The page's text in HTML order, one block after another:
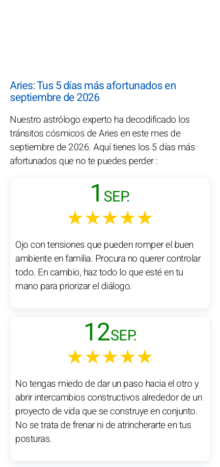
Aries: Tus 5 días más afortunados en
septiembre de 2026
Nuestro astrólogo experto ha decodificado los
tránsitos cósmicos de Aries en este mes de
septiembre de 2026. Aquí tienes los 5 días más
afortunados que no te puedes perder :
1 SEP.
★★★★★
Ojo con tensiones que pueden romper el buen
ambiente en familia. Procura no querer controlar
todo. En cambio, haz todo lo que esté en tu
mano para priorizar el diálogo.
12SEP.
★★★★★
No tengas miedo de dar un paso hacia el otro y
abrir intercambios constructivos alrededor de un
proyecto de vida que se construye en conjunto.
No se trata de frenar ni de atrincherarte en tus
posturas.